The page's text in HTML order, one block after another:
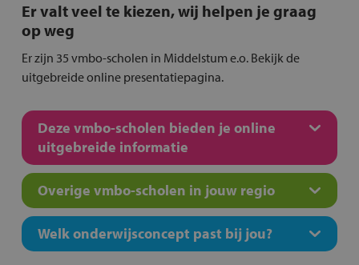
Er valt veel te kiezen, wij helpen je graag
op weg
Er zijn 35 vmbo-scholen in Middelstum e.o. Bekijk de
uitgebreide online presentatiepagina.
Deze vmbo-scholen bieden je online
uitgebreide informatie
Overige vmbo-scholen in jouw regio
Welk onderwijsconcept past bij jou?